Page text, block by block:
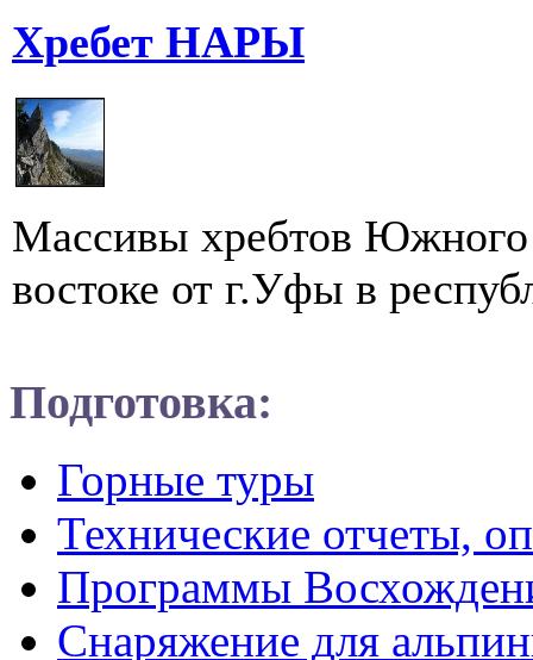
Хребет НАРЫ
Массивы хребтов
востоке от г.Уфы в
Подготовка:
Горные туры
Технические отчеты,
Программы
Снаряжение для